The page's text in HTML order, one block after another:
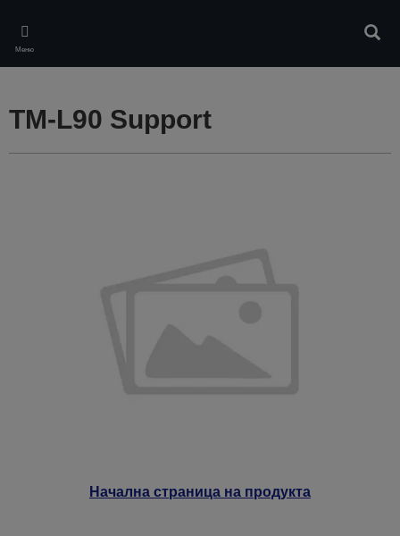
main
content
Меню
Начална страница на продукта
TM-L90 Support